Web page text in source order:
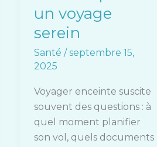
un voyage
serein
Santé /septembre 15,
2025
Voyager enceinte suscite
souvent des questions : à
quel moment planifier
son vol, quels documents